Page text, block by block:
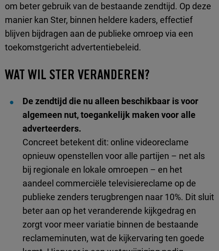
om beter gebruik van de bestaande zendtijd. Op deze
manier kan Ster, binnen heldere kaders, effectief
blijven bijdragen aan de publieke omroep via een
toekomstgericht advertentiebeleid.
WAT WIL STER VERANDEREN?
De zendtijd die nu alleen beschikbaar is voor
algemeen nut, toegankelijk maken voor alle
adverteerders.
Concreet betekent dit: online videoreclame
opnieuw openstellen voor alle partijen – net als
bij regionale en lokale omroepen – en het
aandeel commerciële televisiereclame op de
publieke zenders terugbrengen naar 10%. Dit sluit
beter aan op het veranderende kijkgedrag en
zorgt voor meer variatie binnen de bestaande
reclameminuten, wat de kijkervaring ten goede